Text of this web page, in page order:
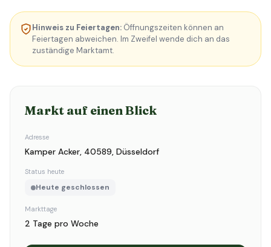
Hinweis zu Feiertagen: Öffnungszeiten können an
Feiertagen abweichen. Im Zweifel wende dich an das
zuständige Marktamt.
Markt auf einen Blick
Adresse
Kamper Acker, 40589, Düsseldorf
Status heute
Heute geschlossen
Markttage
2 Tage pro Woche